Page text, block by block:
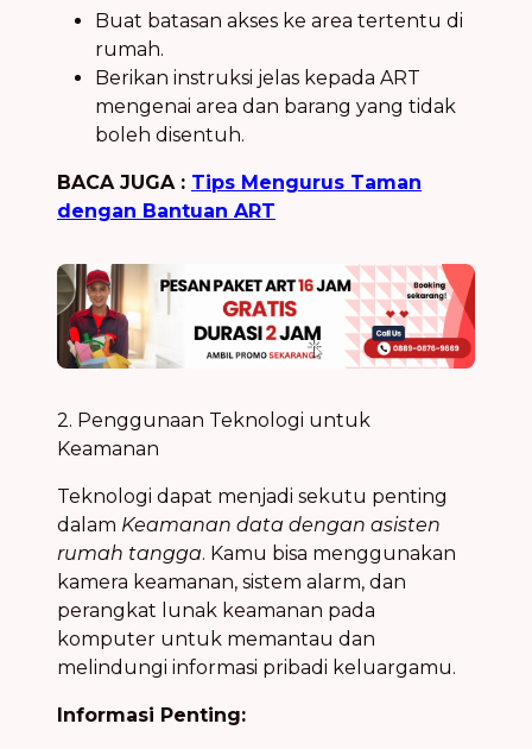
Buat batasan akses ke area tertentu di
rumah.
Berikan instruksi jelas kepada ART
mengenai area dan barang yang tidak
boleh disentuh.
BACA JUGA : Tips Mengurus Taman
dengan Bantuan ART
2. Penggunaan Teknologi untuk
Keamanan
Teknologi dapat menjadi sekutu penting
dalam Keamanan data dengan asisten
rumah tangga. Kamu bisa menggunakan
kamera keamanan, sistem alarm, dan
perangkat lunak keamanan pada
komputer untuk memantau dan
melindungi informasi pribadi keluargamu.
Informasi Penting: